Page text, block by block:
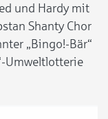
und Hardy mit
Shanty Chor
„Bingo!-Bär“
Umweltlotterie